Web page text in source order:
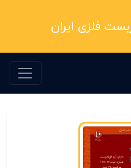
فلزی ایران